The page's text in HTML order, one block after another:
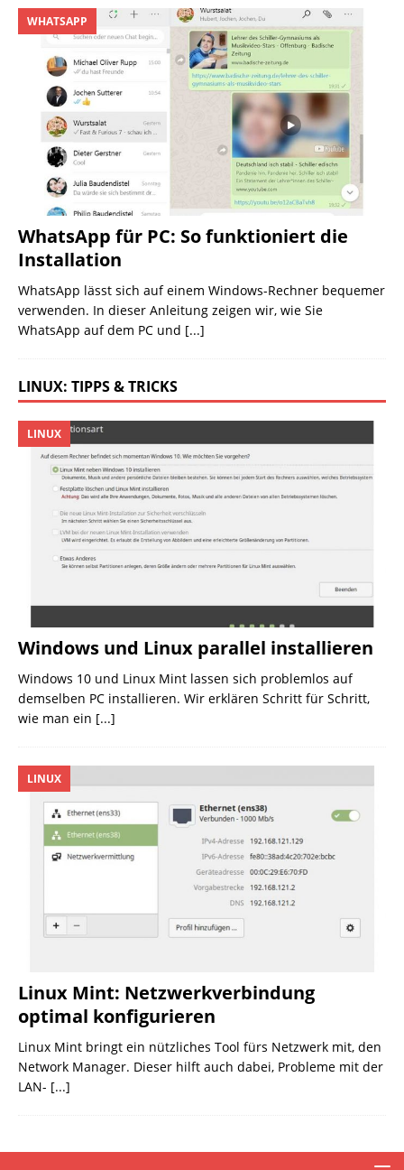
WhatsApp für PC: So funktioniert die
Installation
WHATSAPP
WhatsApp lässt sich auf einem Windows-Rechner bequemer
verwenden. In dieser Anleitung zeigen wir, wie Sie
WhatsApp auf dem PC und [...]
LINUX: TIPPS & TRICKS
Windows und Linux parallel installieren
LINUX
Windows 10 und Linux Mint lassen sich problemlos auf
demselben PC installieren. Wir erklären Schritt für Schritt,
wie man ein [...]
Linux Mint: Netzwerkverbindung
optimal konfigurieren
LINUX
Linux Mint bringt ein nützliches Tool fürs Netzwerk mit, den
Network Manager. Dieser hilft auch dabei, Probleme mit der
LAN- [...]